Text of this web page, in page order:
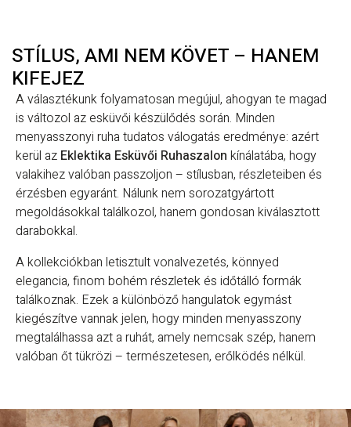
STÍLUS, AMI NEM KÖVET – HANEM
KIFEJEZ
A választékunk folyamatosan megújul, ahogyan te magad
is változol az esküvői készülődés során. Minden
menyasszonyi ruha tudatos válogatás eredménye: azért
kerül az Eklektika Esküvői Ruhaszalon kínálatába, hogy
valakihez valóban passzoljon – stílusban, részleteiben és
érzésben egyaránt. Nálunk nem sorozatgyártott
megoldásokkal találkozol, hanem gondosan kiválasztott
darabokkal.
A kollekciókban letisztult vonalvezetés, könnyed
elegancia, finom bohém részletek és időtálló formák
találkoznak. Ezek a különböző hangulatok egymást
kiegészítve vannak jelen, hogy minden menyasszony
megtalálhassa azt a ruhát, amely nemcsak szép, hanem
valóban őt tükrözi – természetesen, erőlködés nélkül.